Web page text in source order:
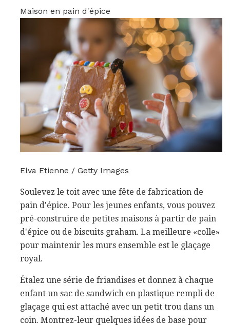
Maison en pain d'épice
Elva Etienne / Getty Images
Soulevez le toit avec une fête de fabrication de
pain d'épice. Pour les jeunes enfants, vous pouvez
pré-construire de petites maisons à partir de pain
d'épice ou de biscuits graham. La meilleure «colle»
pour maintenir les murs ensemble est le glaçage
royal.
Étalez une série de friandises et donnez à chaque
enfant un sac de sandwich en plastique rempli de
glaçage qui est attaché avec un petit trou dans un
coin. Montrez-leur quelques idées de base pour